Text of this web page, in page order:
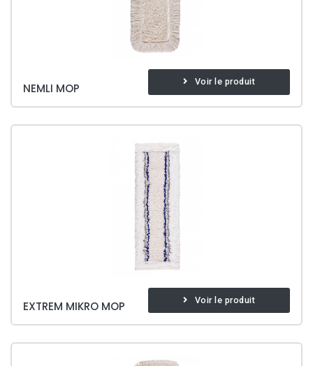
NEMLI MOP Voir le produit
EXTREM MIKRO MOP Voir le produit